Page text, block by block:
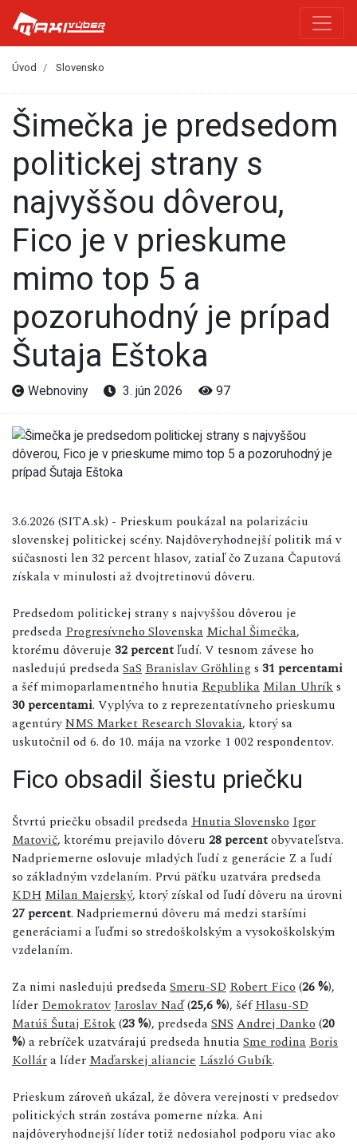
Úvod Slovensko
Šimečka je predsedom
politickej strany s
najvyššou dôverou,
Fico je v prieskume
mimo top 5 a
pozoruhodný je prípad
Šutaja Eštoka
Webnoviny 3. jún 2026 97
3.6.2026 (SITA.sk) - Prieskum poukázal na polarizáciu
slovenskej politickej scény. Najdôveryhodnejší politik má v
súčasnosti len 32 percent hlasov, zatiaľ čo Zuzana Čaputová
získala v minulosti až dvojtretinovú dôveru.
Predsedom politickej strany s najvyššou dôverou je
predseda Progresívneho Slovenska Michal Šimečka,
ktorému dôveruje 32 percent ľudí. V tesnom závese ho
nasledujú predsedaSaS Branislav Gröhlings 31 percentami
a šéf mimoparlamentného hnutia Republika Milan Uhríks
30 percentami. Vyplýva to z reprezentatívneho prieskumu
agentúryNMS Market Research Slovakia, ktorý sa
uskutočnil od 6. do 10. mája na vzorke 1 002 respondentov.
Fico obsadil šiestu priečku
Štvrtú priečku obsadil predseda Hnutia Slovensko Igor
Matovič, ktorému prejavilo dôveru 28 percentobyvateľstva.
Nadpriemerne oslovuje mladých ľudí z generácie Z a ľudí
so základným vzdelaním. Prvú päťku uzatvára predseda
KDH Milan Majerský, ktorý získal od ľudí dôveru na úrovni
27 percent. Nadpriemernú dôveru má medzi staršími
generáciami a ľuďmi so stredoškolským a vysokoškolským
vzdelaním.
Za nimi nasledujú predsedaSmeru-SD Robert Fico (26 %),
líder Demokratov Jaroslav Naď(25,6 %), šéfHlasu-SD
Matúš Šutaj Eštok(23 %), predsedaSNS Andrej Danko (20
%) a rebríček uzatvárajú predseda hnutiaSme rodina Boris
Kollára líder Maďarskej aliancie László Gubík.
Prieskum zároveň ukázal, že dôvera verejnosti v predsedov
politických strán zostáva pomerne nízka. Ani
najdôveryhodnejší líder totiž nedosiahol podporu viac ako